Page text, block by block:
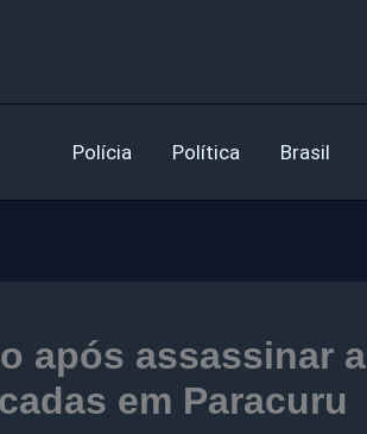
Polícia Política Brasil
após assassinar a
em Paracuru